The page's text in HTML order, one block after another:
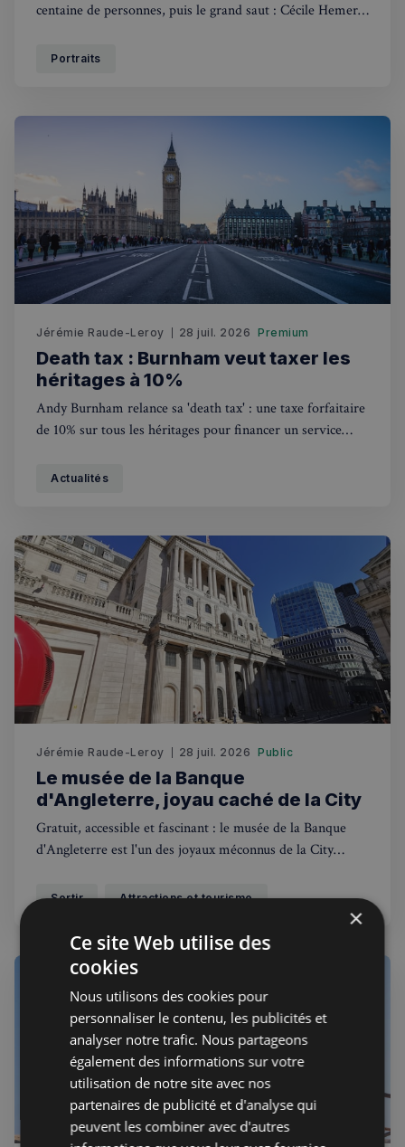
centaine de personnes, puis le grand saut : Cécile Hemery
bons élèves » du plafond de verre où leur sérieux les
Portraits
Jérémie Raude-Leroy 28 juil. 2026 Premium
Death tax : Burnham veut taxer les
héritages à 10%
Andy Burnham relance sa 'death tax' : une taxe forfaitaire
de 10% sur tous les héritages pour financer un service
Français au Royaume-Uni.
Actualités
Jérémie Raude-Leroy 28 juil. 2026 Public
Le musée de la Banque
d'Angleterre, joyau caché de la City
Gratuit, accessible et fascinant : le musée de la Banque
d'Angleterre est l'un des joyaux méconnus de la City
Sortir Attractions et tourisme
×
Ce site Web utilise des
cookies
Nous utilisons des cookies pour
personnaliser le contenu, les publicités et
analyser notre trafic. Nous partageons
également des informations sur votre
utilisation de notre site avec nos
partenaires de publicité et d'analyse qui
peuvent les combiner avec d'autres